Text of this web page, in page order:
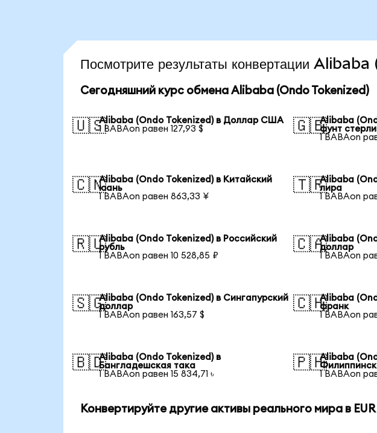
Посмотрите результаты конвертации
Сегодняшний курс обмена Alibaba (Ondo Tokenized)
🇺🇸Alibaba (Ondo Tokenized) в Доллар США
1 BABAon равен 127,93 $
🇬🇧Alibaba
фунт
1 BABAon
🇨🇳Alibaba (Ondo Tokenized) в Китайский
юань
1 BABAon равен 863,33 ¥
🇹🇷Alibaba
лира
1 BABAon
🇷🇺Alibaba (Ondo Tokenized) в Российский
рубль
1 BABAon равен 10 528,85 ₽
🇨🇦Alibaba
доллар
1 BABAon
🇸🇬Alibaba (Ondo Tokenized) в Сингапурский
доллар
1 BABAon равен 163,57 $
🇨🇭Alibaba
франк
1 BABAon
🇧🇩Alibaba (Ondo Tokenized) в
Бангладешская така
1 BABAon равен 15 834,71 ৳
🇵🇭Alibaba
1 BABAon
Конвертируйте другие активы реального мира в EUR